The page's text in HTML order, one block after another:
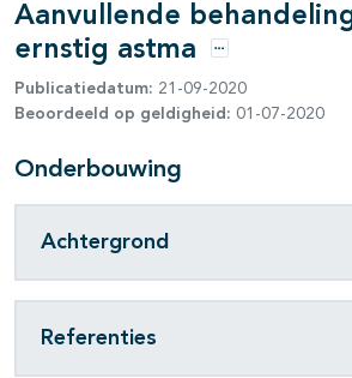
Aanvullende
ernstig astma
Opties
Publicatiedatum: 21-09-2020
Beoordeeld op geldigheid: 01-07-2020
Onderbouwing
Achtergrond
Referenties